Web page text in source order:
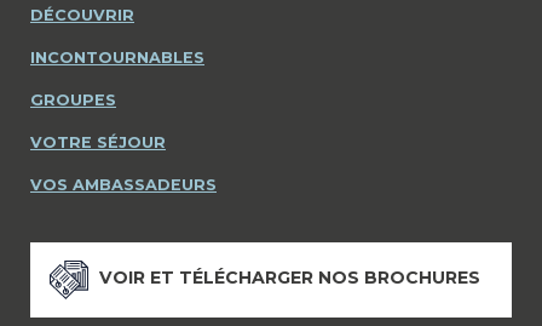
DÉCOUVRIR
INCONTOURNABLES
GROUPES
VOTRE SÉJOUR
VOS AMBASSADEURS
VOIR ET TÉLÉCHARGER NOS BROCHURES